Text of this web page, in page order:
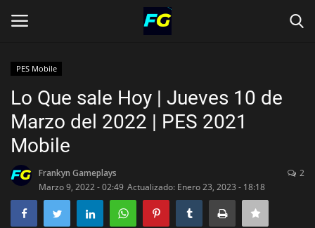
Inicio
NOVEDADES
ESTADISTICAS JUGADORES
MEJORANDO CUENTAS
MEJORES JUGADAS
PES Mobile
Lo Que sale Hoy | Jueves 10 de
Marzo del 2022 | PES 2021
Mobile
Frankyn Gameplays
Marzo 9, 2022 - 02:49 Actualizado: Enero 23, 2023 - 18:18
2